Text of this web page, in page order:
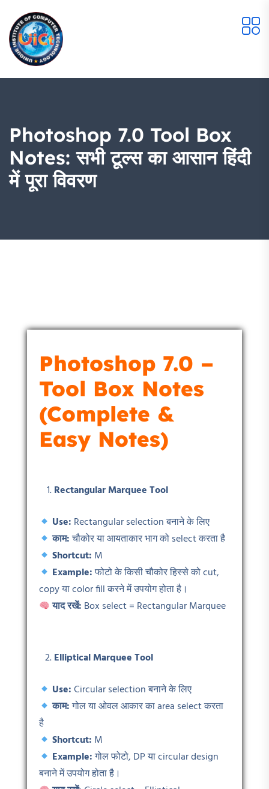
Photoshop 7.0 Tool Box
Notes: सभी टूल्स का आसान हिंदी
में पूरा विवरण
Photoshop 7.0 –
Tool Box Notes
(Complete &
Easy Notes)
Rectangular Marquee Tool
Use: Rectangular selection बनाने के लिए
काम:चौकोर या आयताकार भाग को select करता है
Shortcut: M
Example:फोटो के किसी चौकोर हिस्से को cut,
copy या color fill करने में उपयोग होता है।
याद रखें: Box select = Rectangular Marquee
Elliptical Marquee Tool
Use:Circular selection बनाने के लिए
काम:गोल या ओवल आकार का area select करता
है
Shortcut: M
Example:गोल फोटो, DP या circular design
बनाने में उपयोग होता है।